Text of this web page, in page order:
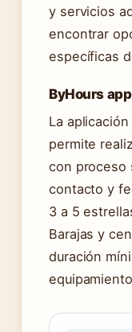
y servicios
encontrar
específicas
ByHours app
La
permite
con proceso
contacto y
3 a 5
Barajas y
duración